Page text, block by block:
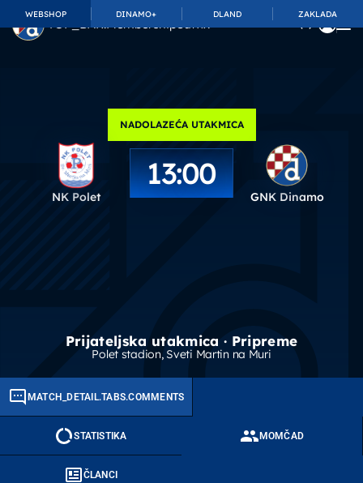
WEBSHOP DINAMO+ DLAND ZAKLADA
TOP_BAR.MembershipSuffix
NADOLAZEĆA UTAKMICA
NK Polet
13:00
GNK Dinamo
Prijateljska utakmica · Pripreme
Polet stadion, Sveti Martin na Muri
MATCH_DETAIL.TABS.COMMENTS
STATISTIKA MOMČAD
ČLANCI